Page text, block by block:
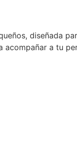
diseñada
a tu